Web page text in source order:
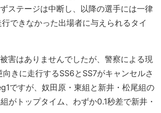
ステージは中断し、以降の選手には一律
できなかった出場者に与えられるタイ
害はありませんでしたが、警察による現
きに走行するSS6とSS7がキャンセルさ
ですが、奴田原・東組と新井・松尾組の
がトップタイム、わずか0.1秒差で新井・